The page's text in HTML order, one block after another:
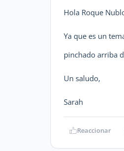
Hola Roque
Ya que es un
pinchado arriba
Un saludo,
Sarah
Reaccionar